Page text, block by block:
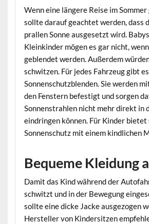
Wenn eine längere Reise im
sollte darauf geachtet werden, dass
prallen Sonne ausgesetzt wird.
Kleinkinder mögen es gar nicht,
geblendet werden. Außerdem
schwitzen. Für jedes Fahrzeug gibt
Sonnenschutzblenden. Sie werden
den Fenstern befestigt und sorgen
Sonnenstrahlen nicht mehr direkt in
eindringen können. Für Kinder bietet
Sonnenschutz mit einem kindlichen
Bequeme Kleidung
Damit das Kind während der
schwitzt und in der Bewegung
sollte eine dicke Jacke ausgezogen
Hersteller von Kindersitzen